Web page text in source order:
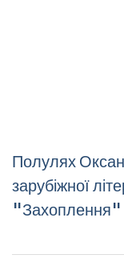
Полулях
зарубіжної
"Захоплення"